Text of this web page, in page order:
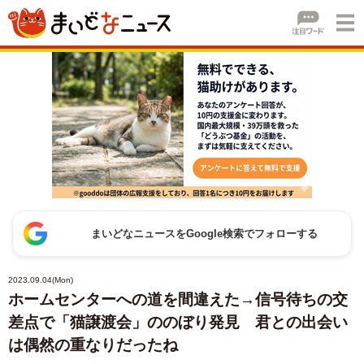
まいどなニュースをGoogle検索でフォローする
2023.09.04(Mon)
ホームセンターへの道を間違えた→信号待ちの交
差点で「猫譲渡会」ののぼり発見 君との出会い
は偶然の重なりだったね